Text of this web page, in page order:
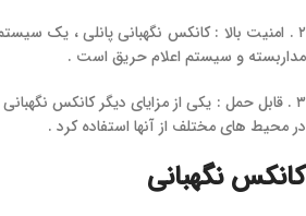
۲ . امنیت بالا : کانکس نگهبانی پانلی ، یک
مداربسته و سیستم اعلام حریق است .
۳ . قابل حمل : یکی از مزایای دیگر کانکس
در محیط‌ های مختلف از آنها استفاده کرد .
کانکس نگهبانی